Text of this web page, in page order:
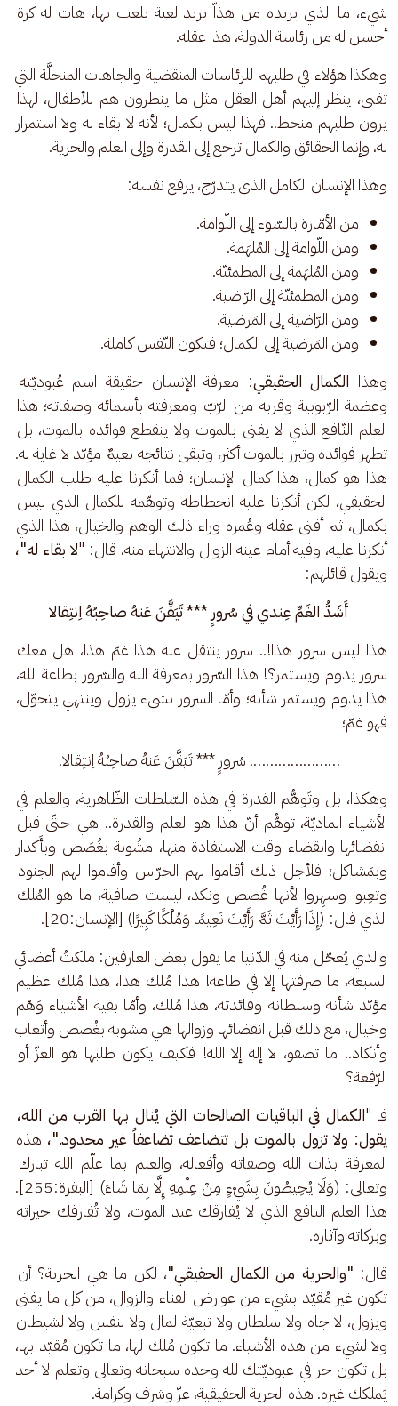
شيء، ما الذي يريده من هذاّ يريد لعبة يلعب بها، هات له كرة
أحسن له من رئاسة الدولة، هذا عقله.
وهكذا هؤلاء في طلبهم للرئاسات المنقضية والجاهات المنحلَّة التي
تفنى، ينظر إليهم أهل العقل مثل ما ينظرون هم للأطفال، لهذا
يرون طلبهم منحط.. فهذا ليس بكمال؛ لأنه لا بقاء له ولا استمرار
له، وإنما الحقائق والكمال ترجع إلى القدرة وإلى العلم والحرية.
وهذا الإنسان الكامل الذي يتدرّج، يرفع نفسه:
من الأمّارة بالسّوء إلى اللّوامة.
ومن اللّوامة إلى المُلهَمة.
ومن المُلهَمة إلى المطمئنّة.
ومن المطمئنّة إلى الرّاضية.
ومن الرّاضية إلى المَرضية.
ومن المَرضية إلى الكمال؛ فتكون النّفس كاملة.
وهذا الكمال الحقيقي: معرفة الإنسان حقيقة اسم عُبوديّته
وعظمة الرّبوبية وقربه من الرّبّ ومعرفته بأسمائه وصفاته؛ هذا
العلم النّافع الذي لا يفنى بالموت ولا ينقطع فوائده بالموت، بل
تظهر فوائده وتبرز بالموت أكثر، وتبقى نتائجه نعيمٌ مؤبّد لا غاية له.
هذا هو كمال، هذا كمال الإنسان؛ فما أنكرنا عليه طلب الكمال
الحقيقي، لكن أنكرنا عليه انحطاطه وتوهّمه للكمال الذي ليس
بكمال، ثم أفنى عقله وعُمره وراء ذلك الوهم والخيال، هذا الذي
أنكرنا عليه، وفيه أمام عينه الزوال والانتهاء منه، قال: "لا بقاء له"،
ويقول قائلهم:
أَشَدُّ الغَمِّ عِندي في سُرورٍ *** تَيَقَّنَ عَنهُ صاحِبُهُ اِنتِقالا
هذا ليس سرور هذا!.. سرور ينتقل عنه هذا غمّ هذا، هل معك
سرور يدوم ويستمر؟! هذا السّرور بمعرفة الله والسّرور بطاعة الله،
هذا يدوم ويستمر شأنه؛ وأمّا السرور بشيء يزول وينتهي يتحوّل،
فهو غمّ؛
…………………. سُرورٍ *** تَيَقَّنَ عَنهُ صاحِبُهُ اِنتِقالا.
وهكذا، بل وتَوهُّم القدرة في هذه السّلطات الظّاهرية، والعلم في
الأشياء الماديّة، توهُّم أنّ هذا هو العلم والقدرة.. هي حتّى قبل
انقضائها وانقضاء وقت الاستفادة منها، مشُوبة بغُصَص وبأَكدار
وبمَشاكل؛ فلأجل ذلك أقاموا لهم الحرّاس وأقاموا لهم الجنود
وتعِبوا وسهِروا لأنها غُصص ونكد، ليست صافية، ما هو المُلك
الذي قال: (إِذَا رَأَيْتَ ثَمَّ رَأَيْتَ نَعِيمًا وَمُلْكًا كَبِيرًا) [الإنسان:20].
والذي يُعجّل منه في الدّنيا ما يقول بعض العارفين: ملكتُ أعضائي
السبعة، ما صرفتها إلا في طاعة! هذا مُلك هذا، هذا مُلك عظيم
مؤبّد شأنه وسلطانه وفائدته، هذا مُلك، وأمّا بقية الأشياء وَهْم
وخيال، مع ذلك قبل انقضائها وزوالها هي مشوبة بغُصص وأتعاب
وأنكاد.. ما تصفو، لا إله إلا الله! فكيف يكون طلبها هو العزّ أو
الرّفعة؟
فـ "الكمال في الباقيات الصالحات التي يُنال بها القرب من الله،
يقول: ولا تزول بالموت بل تتضاعف تضاعفاً غير محدود."، هذه
المعرفة بذات الله وصفاته وأفعاله، والعلم بما علّم الله تبارك
وتعالى: (وَلَا يُحِيطُونَ بِشَيْءٍ مِنْ عِلْمِهِ إِلَّا بِمَا شَاءَ) [البقرة:255].
هذا العلم النافع الذي لا يُفارقك عند الموت، ولا تُفارقك خيراته
وبركاته وآثاره.
قال: "والحرية من الكمال الحقيقي"، لكن ما هي الحرية؟ أن
تكون غير مُقيّد بشيء من عوارض الفناء والزوال، من كل ما يفنى
ويزول، لا جاه ولا سلطان ولا تبعيّة لمال ولا لنفس ولا لشيطان
ولا لشيء من هذه الأشياء. ما تكون مُلك لها، ما تكون مُقيّد بها،
بل تكون حر في عبوديّتك لله وحده سبحانه وتعالى وتعلم لا أحد
يَملكك غيره. هذه الحرية الحقيقية، عزّ وشرف وكرامة.